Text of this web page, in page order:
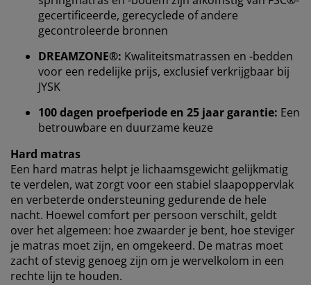
gecertificeerde, gerecyclede of andere
gecontroleerde bronnen
DREAMZONE®: Kwaliteitsmatrassen en -bedden
voor een redelijke prijs, exclusief verkrijgbaar bij
JYSK
100 dagen proefperiode en 25 jaar garantie: Een
betrouwbare en duurzame keuze
Hard matras
Een hard matras helpt je ​​lichaamsgewicht gelijkmatig
te verdelen, wat zorgt voor een stabiel slaapoppervlak
en verbeterde ondersteuning gedurende de hele
nacht. Hoewel comfort per persoon verschilt, geldt
over het algemeen: hoe zwaarder je bent, hoe steviger
je matras moet zijn, en omgekeerd. De matras moet
zacht of stevig genoeg zijn om je wervelkolom in een
rechte lijn te houden.
Bij JYSK gebruiken we cookies en mobiele
identificatoren om je een goede ervaring te bieden
verzamelen informatie over jou om functionaliteit,
statistieken en relevante marketing te waarborgen.
Wanneer je marketingcookies accepteert, delen we je
browsergegevens met marketingpartners (zoals
Google, Meta en Tiktok) voor gepersonaliseerde en
vaste advertenties. Je kunt meer lezen over de
doeleinden via ''Aanpassen'' en je toestemming op elk
moment intrekken door op het cookie-icoontje te
klikken. Door op ''Alles accepteren'' te klikken, ga je
akkoord met alle drie de doeleinden. Lees meer over
onzeverzameling en verwerking van
persoonsgegevensen ons cookiebeleid